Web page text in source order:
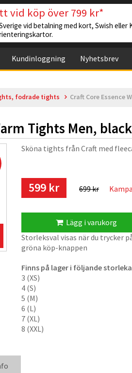
vid köp över 799 kr*
vid betalning med kort, Swish eller
Kundinloggning Nyhetsbrev
fodrade tights Craft Core Essence
Tights Men, black
Sköna tights från Craft med
599 kr 699 kr
Lägg i varukorg
Storleksval visas när du trycker
gröna köp-knappen
Finns på lager i följande
3 (XS)
4 (S)
5 (M)
6 (L)
7 (XL)
8 (XXL)